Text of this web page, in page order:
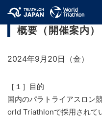
パラトライアス
概要（開催案内）
2024年9月20日（金）
［１］目的
国内のパラトライアスロン
orld Triathlonで採用されて